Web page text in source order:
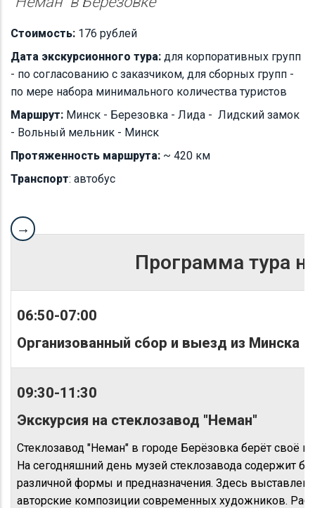
Стоимость: 176 рублей
Дата экскурсионного тура: для корпоративных групп
- по согласованию с заказчиком, для сборных групп -
по мере набора минимального количества туристов
Маршрут: Минск - Березовка - Лида - Лидский замок
- Вольный мельник - Минск
Протяженность маршрута: ~ 420 км
Транспорт: автобус
Программа тура
06:50-07:00
Организованный сбор и выезд из Минска
09:30-11:30
Экскурсия на стеклозавод "Неман"
Стеклозавод "Неман" в городе Берёзовка берёт своё
На сегодняшний день музей стеклозавода содержит
различной формы и предназначения. Здесь
авторские композиции современных художников.